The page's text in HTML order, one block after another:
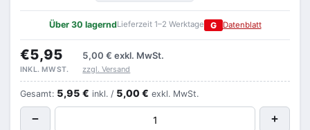
Über 30 lagerndLieferzeit 1–2 Werktage G Datenblatt
€5,95 5,00 € exkl. MwSt.
INKL. MWST. zzgl. Versand
Gesamt: 5,95 € inkl. / 5,00 € exkl. MwSt.
− +